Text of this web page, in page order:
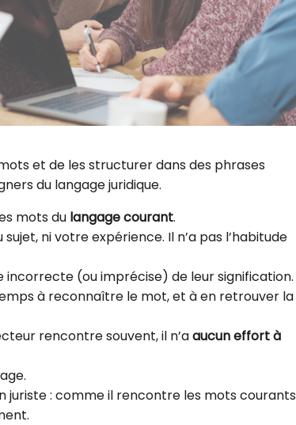
et de les structurer dans des phrases
du langage juridique.
mots du langage courant.
ni votre expérience. Il n’a pas l’habitude
incorrecte (ou imprécise) de leur signification.
à reconnaître le mot, et à en retrouver la
rencontre souvent, il n’aaucun effort à
juriste : comme il rencontre les mots courants